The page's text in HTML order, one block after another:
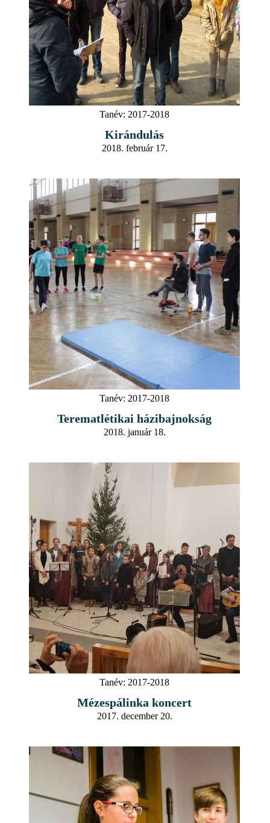
Tanév: 2017-2018
Kirándulás
2018. február 17.
Tanév: 2017-2018
Terematlétikai házibajnokság
2018. január 18.
Tanév: 2017-2018
Mézespálinka koncert
2017. december 20.